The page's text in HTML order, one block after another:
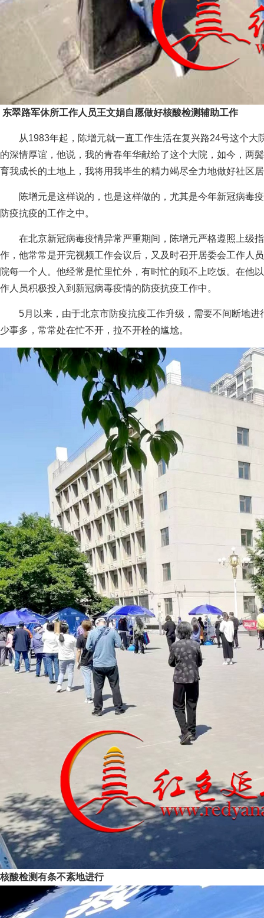
东翠路军休所工作人员王文娟自愿做好核酸检测辅助工作
从1983年起，陈增元就一直工作生活在复兴路24号这个
的深情厚谊，他说，我的青春年华献给了这个大院，如今，两
育我成长的土地上，我将用我毕生的精力竭尽全力地做好社区
陈增元是这样说的，也是这样做的，尤其是今年新冠病毒
防疫抗疫的工作之中。
在北京新冠病毒疫情异常严重期间，陈增元严格遵照上级
作，他常常是开完视频工作会议后，又及时召开居委会工作人
院每一个人。他经常是忙里忙外，有时忙的顾不上吃饭。在他
作人员积极投入到新冠病毒疫情的防疫抗疫工作中。
5月以来，由于北京市防疫抗疫工作升级，需要不间断地
少事多，常常处在忙不开，拉不开栓的尴尬。
核酸检测有条不紊地进行